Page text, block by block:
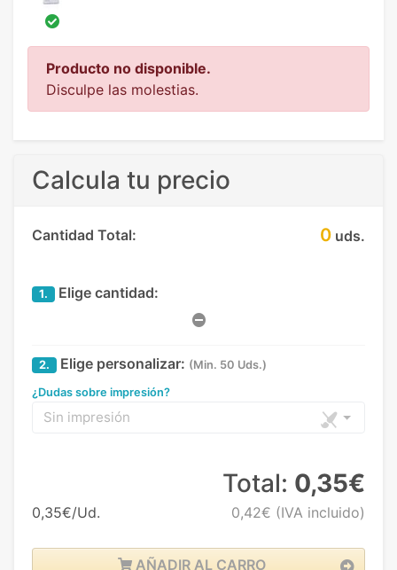
Producto no disponible.
Disculpe las molestias.
Calcula tu precio
Cantidad Total: 0 uds.
1. Elige cantidad:
2. Elige personalizar: (Min. 50 Uds.)
¿Dudas sobre impresión?
Sin impresión
0,35€/Ud.
Total: 0,35€
0,42€ (IVA incluido)
AÑADIR AL CARRO